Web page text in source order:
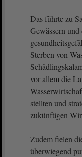
Das führte zu
Gewässern
Sterben von
vor allem die
stellten und
zukünftigen
Zudem fielen
überwiegend